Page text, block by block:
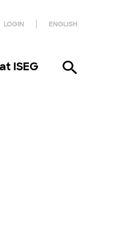
LOGIN ENGLISH
ISEG